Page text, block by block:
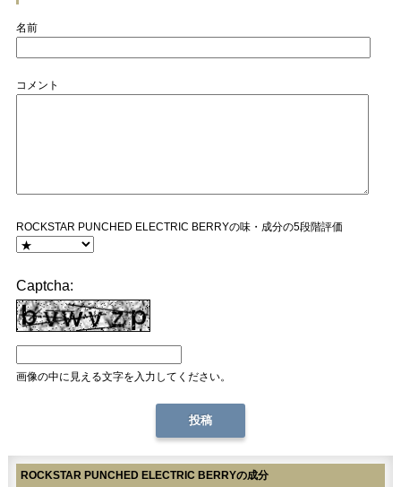
名前
コメント
ROCKSTAR PUNCHED ELECTRIC BERRYの味・成分の5段階評価
Captcha:
画像の中に見える文字を入力してください。
ROCKSTAR PUNCHED ELECTRIC BERRYの成分